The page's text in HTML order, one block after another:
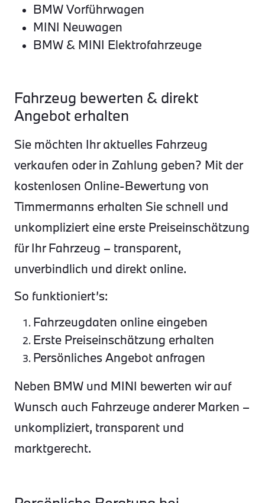
BMW Vorführwagen
MINI Neuwagen
BMW & MINI Elektrofahrzeuge
Fahrzeug bewerten & direkt
Angebot erhalten
Sie möchten Ihr aktuelles Fahrzeug
verkaufen oder in Zahlung geben? Mit der
kostenlosen Online-Bewertung von
Timmermanns erhalten Sie schnell und
unkompliziert eine erste Preiseinschätzung
für Ihr Fahrzeug – transparent,
unverbindlich und direkt online.
So funktioniert’s:
Fahrzeugdaten online eingeben
Erste Preiseinschätzung erhalten
Persönliches Angebot anfragen
Neben BMW und MINI bewerten wir auf
Wunsch auch Fahrzeuge anderer Marken –
unkompliziert, transparent und
marktgerecht.